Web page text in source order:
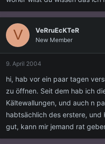
V VeRruEcKTeR
New Member
9. April 2004
hi, hab vor ein paar tagen
zu öffnen. Seit dem hab ich
Kältewallungen, und auch n
habtsächlich des erstere, und
gut, kann mir jemand rat